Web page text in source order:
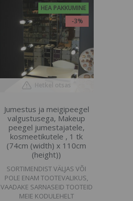
HEA PAKKUMINE
-3%
Hetkel otsas
Jumestus ja meigipeegel
valgustusega, Makeup
peegel jumestajatele,
kosmeetikutele , 1 tk
(74cm (width) x 110cm
(height))
SORTIMENDIST VÄLJAS VÕI
POLE ENAM TOOTEVALIKUS,
VAADAKE SARNASEID TOOTEID
MEIE KODULEHELT